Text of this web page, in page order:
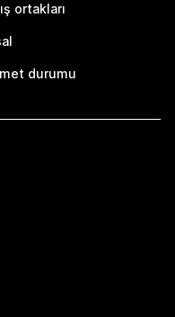
ortakları
durumu